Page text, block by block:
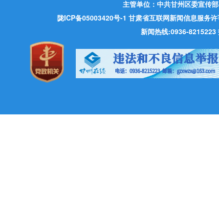
主管单位：中共甘州区委宣传
陇ICP备05003420号-1 甘肃省互联网新闻信息服务
新闻热线:0936-8215223